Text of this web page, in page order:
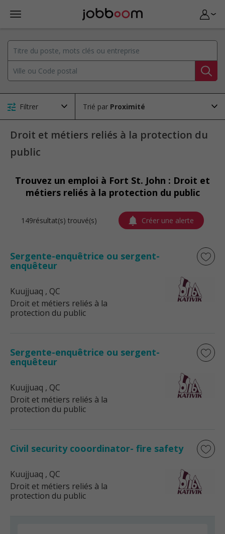
Filtrer Trié par
Droit et métiers reliés à la protection du
public
Trouvez un emploi à Fort St. John : Droit et
métiers reliés à la protection du public
149résultat(s) trouvé(s) Créer une alerte
Sergente-enquêtrice ou sergent-
enquêteur
Kuujjuaq , QC
Droit et métiers reliés à la
protection du public
Sergente-enquêtrice ou sergent-
enquêteur
Kuujjuaq , QC
Droit et métiers reliés à la
protection du public
Civil security cooordinator- fire safety
Kuujjuaq , QC
Droit et métiers reliés à la
protection du public